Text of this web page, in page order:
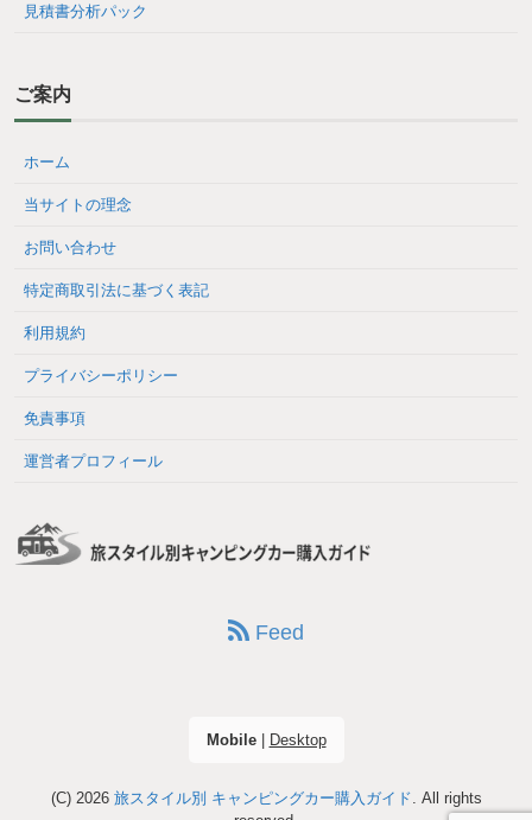
見積書分析パック
ご案内
ホーム
当サイトの理念
お問い合わせ
特定商取引法に基づく表記
利用規約
プライバシーポリシー
免責事項
運営者プロフィール
Feed
Mobile| Desktop
(C) 2026 旅スタイル別 キャンピングカー購入ガイド . All rights